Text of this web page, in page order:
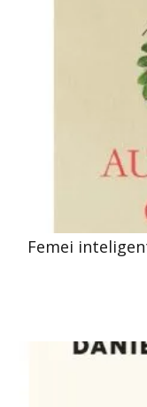
Femei